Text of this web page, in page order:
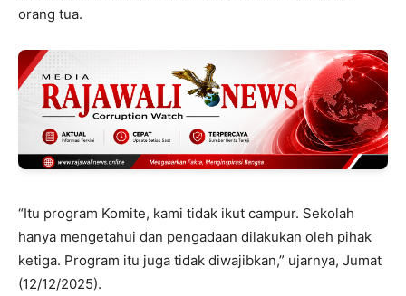
orang tua.
“Itu program Komite, kami tidak ikut campur. Sekolah
hanya mengetahui dan pengadaan dilakukan oleh pihak
ketiga. Program itu juga tidak diwajibkan,” ujarnya, Jumat
(12/12/2025).